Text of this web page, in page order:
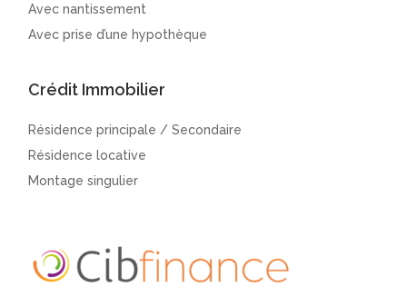
Avec nantissement
Avec prise d’une hypothèque
Crédit Immobilier
Résidence principale / Secondaire
Résidence locative
Montage singulier